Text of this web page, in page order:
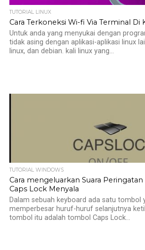
TUTORIAL LINUX
Cara Terkoneksi Wi-fi Via Terminal Di
Untuk anda yang menyukai dengan
tidak asing dengan aplikasi-aplikasi linux
linux, dan debian. kali linux yang...
TUTORIAL WINDOWS
Cara mengeluarkan Suara
Caps Lock Menyala
Dalam sebuah keyboard ada satu tombol
memperbesar huruf-huruf selanjutnya
tombol itu adalah tombol Caps Lock...